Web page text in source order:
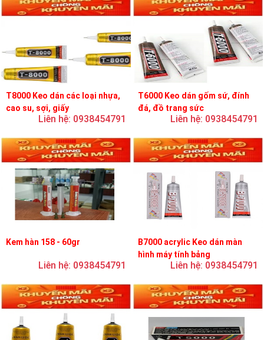
T8000 Keo dán các loại nhựa,
cao su, sợi, giấy
Liên hệ: 0938454791
T6000 Keo dán gốm sứ, đính
đá, đồ trang sức
Liên hệ: 0938454791
Kem hàn 158 - 60gr
Liên hệ: 0938454791
B7000 acrylic Keo dán màn
hình máy tính bảng
Liên hệ: 0938454791